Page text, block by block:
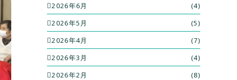
2026年6月
(4)
2026年5月
(5)
2026年4月
(7)
2026年3月
(4)
2026年2月
(8)